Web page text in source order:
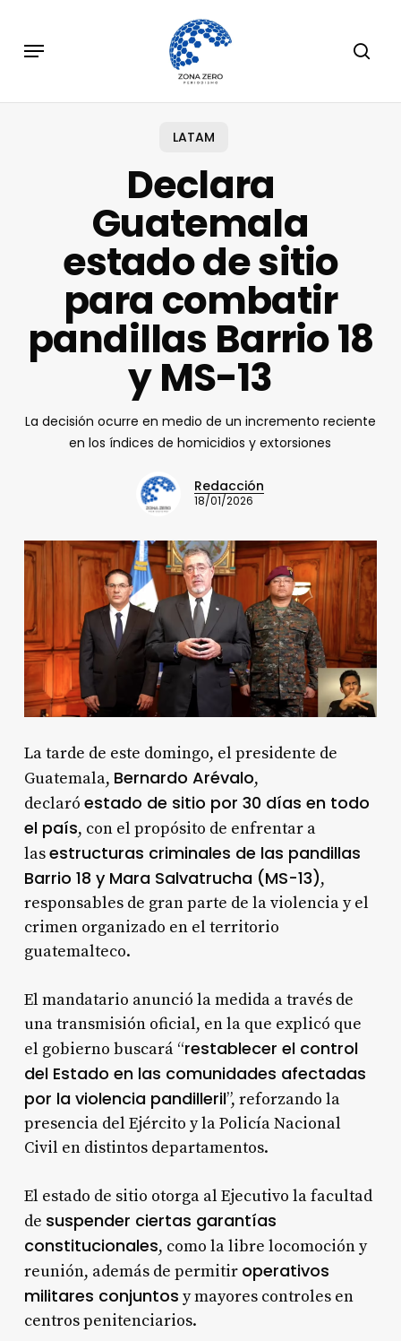
main
Menu
LATAM
Declara
Guatemala
estado de sitio
para combatir
pandillas Barrio 18
y MS-13
La decisión ocurre en medio de un incremento reciente
en los índices de homicidios y extorsiones
Redacción
18/01/2026
La tarde de este domingo, el presidente de
Guatemala, Bernardo Arévalo,
declaró estado de sitio por 30 días en todo
el país, con el propósito de enfrentar a
lasestructuras criminales de las pandillas
Barrio 18 y Mara Salvatrucha (MS-13),
responsables de gran parte de la violencia y el
crimen organizado en el territorio
guatemalteco.
El mandatario anunció la medida a través de
una transmisión oficial, en la que explicó que
el gobierno buscará “restablecer el control
del Estado en las comunidades afectadas
por la violencia pandilleril”, reforzando la
presencia del Ejército y la Policía Nacional
Civil en distintos departamentos.
El estado de sitio otorga al Ejecutivo la facultad
de suspender ciertas garantías
constitucionales, como la libre locomoción y
reunión, además de permitir operativos
militares conjuntos y mayores controles en
centros penitenciarios.